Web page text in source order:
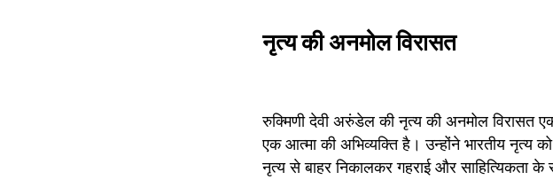
नृत्य की अनमोल विरासत
रुक्मिणी देवी अरुंडेल की नृत्य की अनमोल
एक आत्मा की अभिव्यक्ति है। उन्होंने भारतीय नृत्य
नृत्य से बाहर निकालकर गहराई और साहित्यिकता